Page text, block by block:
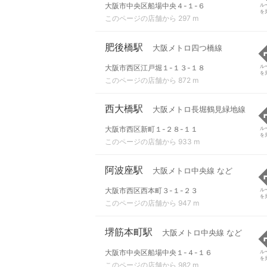
大阪市中央区船場中央４-１-６
このページの店舗から 297 m
ル
を
肥後橋駅 大阪メトロ四つ橋線
大阪市西区江戸堀１-１３-１８
このページの店舗から 872 m
ル
を
西大橋駅 大阪メトロ長堀鶴見緑地線
大阪市西区新町１-２８-１１
このページの店舗から 933 m
ル
を
阿波座駅 大阪メトロ中央線 など
大阪市西区西本町３-１-２３
このページの店舗から 947 m
ル
を
堺筋本町駅 大阪メトロ中央線 など
大阪市中央区船場中央１-４-１６
このページの店舗から 982 m
ル
を